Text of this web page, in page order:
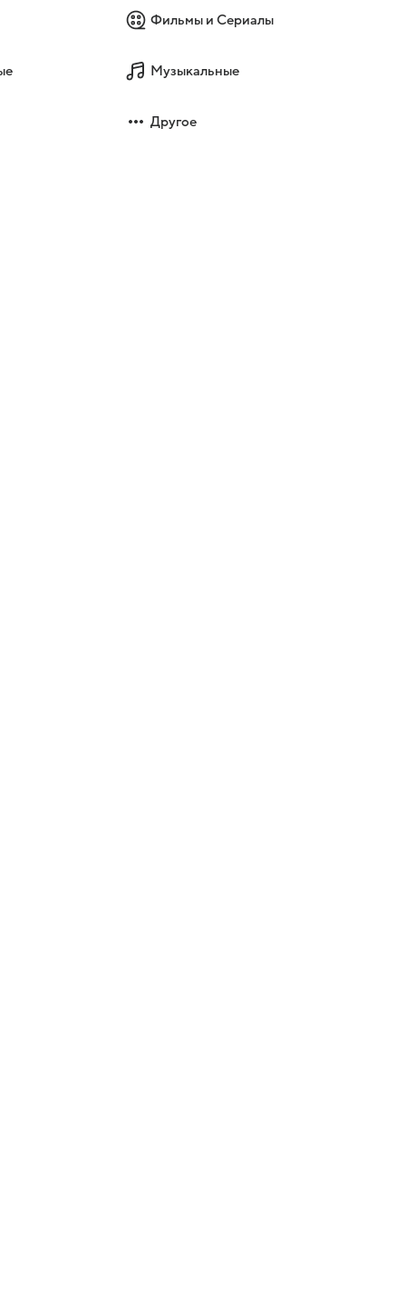
Фильмы и Сериалы
Музыкальные
Другое